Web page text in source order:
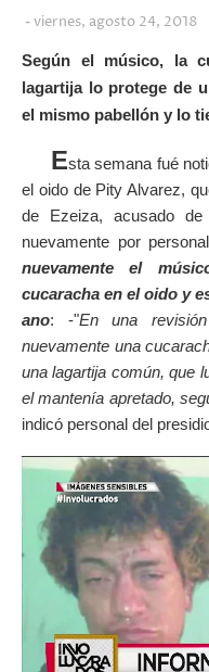
viernes, agosto 24, 2018
Según el músico, la
lagartija lo protege de
el mismo pabellón y lo
Esta semana fué
el oido de Pity Alvarez,
de Ezeiza, acusado
nuevamente por
nuevamente el
cucaracha en el oido y
ano: -"En una
nuevamente una
una lagartija común, que
el mantenía apretado,
indicó personal del